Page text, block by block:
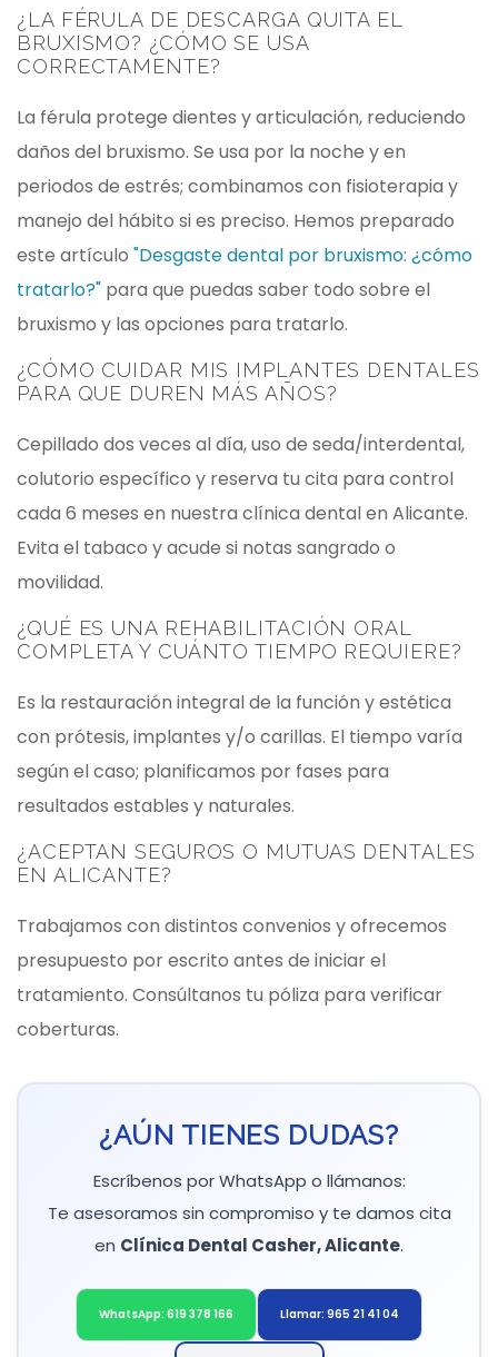
¿LA FÉRULA DE DESCARGA QUITA EL
BRUXISMO? ¿CÓMO SE USA
CORRECTAMENTE?
La férula protege dientes y articulación, reduciendo
daños del bruxismo. Se usa por la noche y en
periodos de estrés; combinamos con fisioterapia y
manejo del hábito si es preciso. Hemos preparado
este artículo "Desgaste dental por bruxismo: ¿cómo
tratarlo?" para que puedas saber todo sobre el
bruxismo y las opciones para tratarlo.
¿CÓMO CUIDAR MIS IMPLANTES DENTALES
PARA QUE DUREN MÁS AÑOS?
Cepillado dos veces al día, uso de seda/interdental,
colutorio específico y reserva tu cita para control
cada 6 meses en nuestra clínica dental en Alicante.
Evita el tabaco y acude si notas sangrado o
movilidad.
¿QUÉ ES UNA REHABILITACIÓN ORAL
COMPLETA Y CUÁNTO TIEMPO REQUIERE?
Es la restauración integral de la función y estética
con prótesis, implantes y/o carillas. El tiempo varía
según el caso; planificamos por fases para
resultados estables y naturales.
¿ACEPTAN SEGUROS O MUTUAS DENTALES
EN ALICANTE?
Trabajamos con distintos convenios y ofrecemos
presupuesto por escrito antes de iniciar el
tratamiento. Consúltanos tu póliza para verificar
coberturas.
¿AÚN TIENES DUDAS?
Escríbenos por WhatsApp o llámanos:
Te asesoramos sin compromiso y te damos cita
en Clínica Dental Casher, Alicante.
WhatsApp: 619 378 166 Llamar: 965 21 41 04